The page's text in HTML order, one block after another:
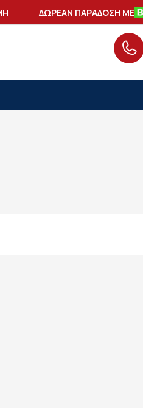
ΔΩΡΕΑΝ ΠΑΡΑΔΟΣΗ ΜΕ